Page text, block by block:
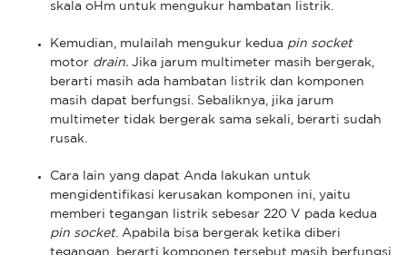
skala oHm untuk mengukur hambatan listrik.
Kemudian, mulailah mengukur kedua pin socket
motor drain. Jika jarum multimeter masih bergerak,
berarti masih ada hambatan listrik dan komponen
masih dapat berfungsi. Sebaliknya, jika jarum
multimeter tidak bergerak sama sekali, berarti sudah
rusak.
Cara lain yang dapat Anda lakukan untuk
mengidentifikasi kerusakan komponen ini,
yaitu
memberi tegangan listrik sebesar 220 V pada kedua
pin socket. Apabila bisa bergerak ketika diberi
tegangan, berarti komponen tersebut masih berfungsi